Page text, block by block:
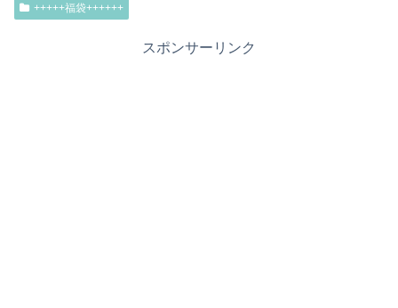
+++++福袋++++++
スポンサーリンク